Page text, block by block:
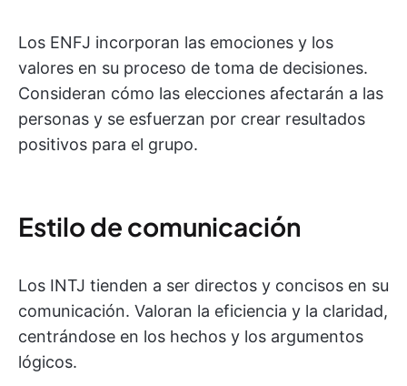
Los ENFJ incorporan las emociones y los
valores en su proceso de toma de decisiones.
Consideran cómo las elecciones afectarán a las
personas y se esfuerzan por crear resultados
positivos para el grupo.
Estilo de comunicación
Los INTJ tienden a ser directos y concisos en su
comunicación. Valoran la eficiencia y la claridad,
centrándose en los hechos y los argumentos
lógicos.